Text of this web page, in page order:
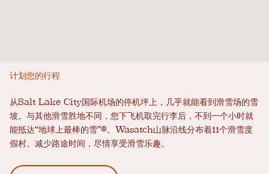
计划您的行程
从Salt Lake City国际机场的停机坪上，几乎就能看到滑雪场的雪
坡。与其他滑雪胜地不同，您下飞机取完行李后，不到一个小时就
能抵达“地球上最棒的雪”®。Wasatch山脉沿线分布着11个滑雪度
假村。减少路途时间，尽情享受滑雪乐趣。